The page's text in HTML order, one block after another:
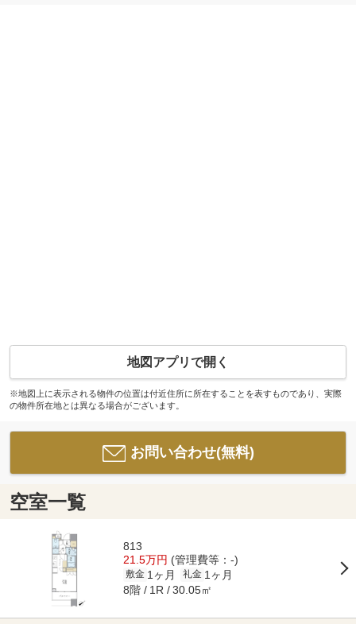
地図アプリで開く
※地図上に表示される物件の位置は付近住所に所在することを表すものであり、実際
の物件所在地とは異なる場合がございます。
お問い合わせ(無料)
空室一覧
813
21.5万円 (管理費等：-)
敷金 1ヶ月 礼金 1ヶ月
8階 1R 30.05㎡